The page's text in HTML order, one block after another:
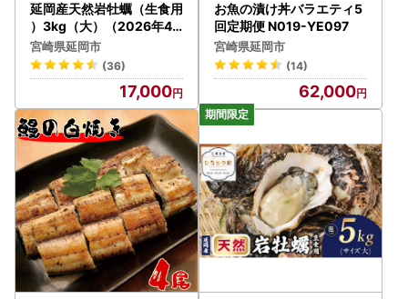
延岡産天然岩牡蠣（生食用
）3kg（大）（2026年4
月15日から発送開始） N0
36-YZA527
宮崎県延岡市
(36)
17,000
お魚の漬け丼バラエティ5
回定期便 N019-YE097
宮崎県延岡市
(14)
62,000